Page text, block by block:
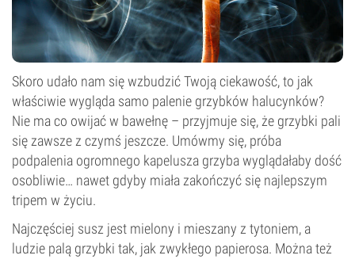
Skoro udało nam się wzbudzić Twoją ciekawość, to jak
właściwie wygląda samo palenie grzybków halucynków?
Nie ma co owijać w bawełnę – przyjmuje się, że grzybki pali
się zawsze z czymś jeszcze. Umówmy się, próba
podpalenia ogromnego kapelusza grzyba wyglądałaby dość
osobliwie… nawet gdyby miała zakończyć się najlepszym
tripem w życiu.
Najczęściej susz jest mielony i mieszany z tytoniem, a
ludzie palą grzybki tak, jak zwykłego papierosa. Można też